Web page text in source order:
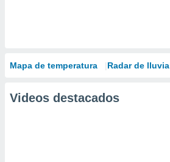
Mapa de temperatura Radar de lluvia
Videos destacados